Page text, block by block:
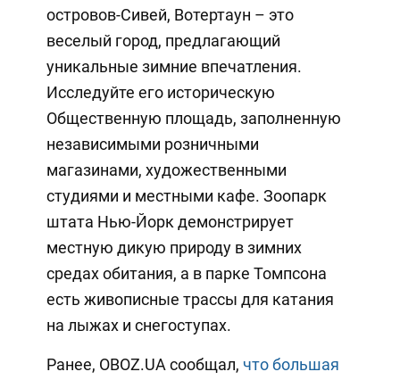
островов-Сивей, Вотертаун – это
веселый город, предлагающий
уникальные зимние впечатления.
Исследуйте его историческую
Общественную площадь, заполненную
независимыми розничными
магазинами, художественными
студиями и местными кафе. Зоопарк
штата Нью-Йорк демонстрирует
местную дикую природу в зимних
средах обитания, а в парке Томпсона
есть живописные трассы для катания
на лыжах и снегоступах.
Ранее, OBOZ.UA сообщал, что большая